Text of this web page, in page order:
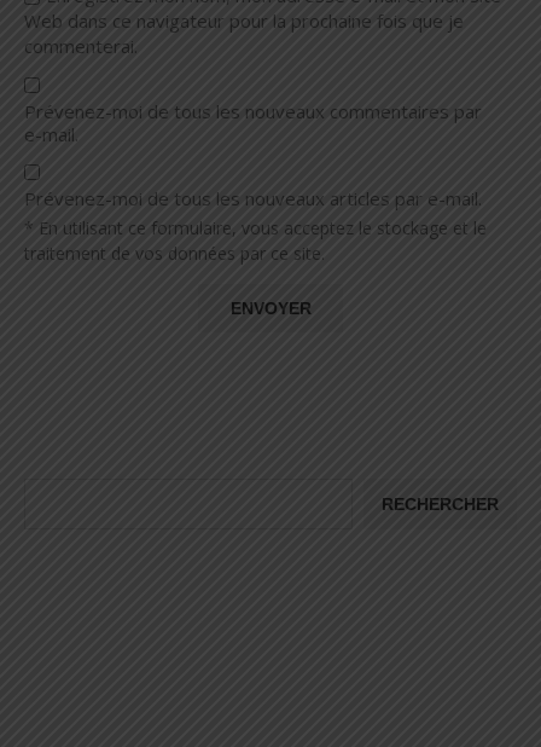
Web dans ce navigateur pour la prochaine fois que je
commenterai.
Prévenez-moi de tous les nouveaux commentaires par
e-mail.
Prévenez-moi de tous les nouveaux articles par e-mail.
* En utilisant ce formulaire, vous acceptez le stockage et le
traitement de vos données par ce site.
RECHERCHER